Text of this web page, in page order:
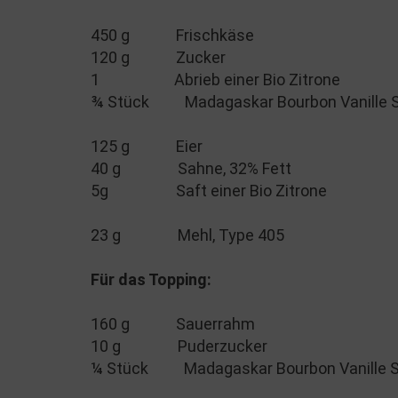
450 g Frischkäse
120 g Zucker
1 Abrieb einer Bio Zitrone
¾ Stück Madagaskar Bourbon Vanille
125 g Eier
40 g Sahne, 32% Fett
5g Saft einer Bio Zitrone
23 g Mehl, Type 405
Für das Topping:
160 g Sauerrahm
10 g Puderzucker
¼ Stück Madagaskar Bourbon Vanille